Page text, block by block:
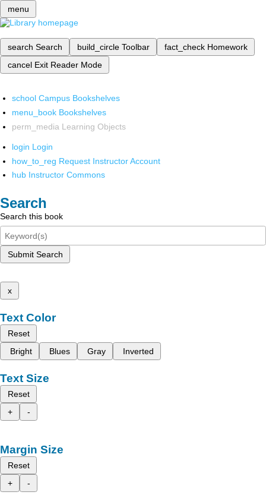
menu
search Search build_circle Toolbar fact_check Homework
cancel Exit Reader Mode
school Campus Bookshelves
menu_book Bookshelves
perm_media Learning Objects
login Login
how_to_reg Request Instructor Account
hub Instructor Commons
Search
Search this book
Submit Search
x
Text Color
Reset
Bright
Blues Gray Inverted
Text Size
Reset
+
-
Margin Size
Reset
+
-